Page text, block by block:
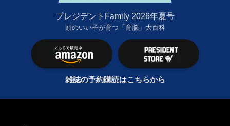
プレジデントFamily 2026年夏号
頭のいい子が育つ「育脳」大百科
雑誌の予約購読はこちらから